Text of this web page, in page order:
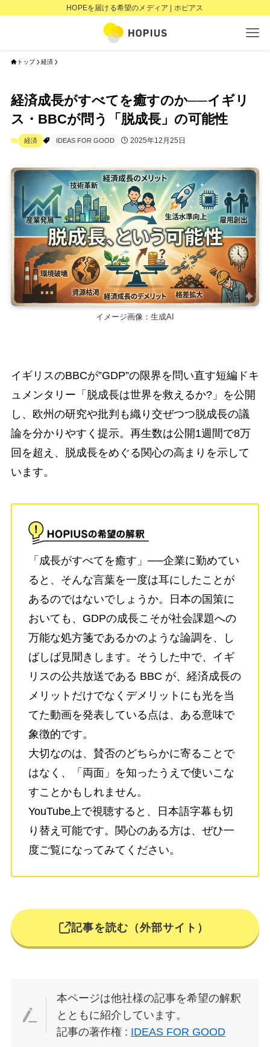
HOPEを届ける希望のメディア | ホピアス
トップ 経済
経済成長がすべてを癒すのか──イギリ
ス・BBCが問う「脱成長」の可能性
経済 IDEAS FOR GOOD 2025年12月25日
イメージ画像：生成AI
イギリスのBBCが”GDP”の限界を問い直す短編ドキ
ュメンタリー「脱成長は世界を救えるか?」を公開
し、欧州の研究や批判も織り交ぜつつ脱成長の議
論を分かりやすく提示。再生数は公開1週間で8万
回を超え、脱成長をめぐる関心の高まりを示して
います。
「成長がすべてを癒す」──企業に勤めてい
ると、そんな言葉を一度は耳にしたことが
あるのではないでしょうか。日本の国策に
おいても、GDPの成長こそが社会課題への
万能な処方箋であるかのような論調を、し
ばしば見聞きします。そうした中で、イギ
リスの公共放送である BBC が、経済成長の
メリットだけでなくデメリットにも光を当
てた動画を発表している点は、ある意味で
象徴的です。
大切なのは、賛否のどちらかに寄ることで
はなく、「両面」を知ったうえで使いこな
すことかもしれません。
YouTube上で視聴すると、日本語字幕も切
り替え可能です。関心のある方は、ぜひ一
度ご覧になってみてください。
記事を読む（外部サイト）
本ページは他社様の記事を希望の解釈
とともに紹介しています。
記事の著作権 : IDEAS FOR GOOD